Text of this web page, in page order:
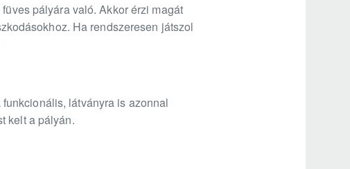
pályára való. Akkor érzi magát
Ha rendszeresen játszol
látványra is azonnal
kelt a pályán.